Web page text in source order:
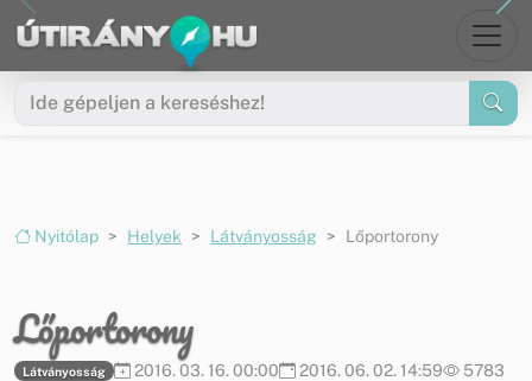
Ugrás a menüre
Ugrás a tartalomra
Nyitólap Helyek Látványosság Lőportorony
Lőportorony
Látványosság 2016. 03. 16. 00:00 2016. 06. 02. 14:59 5783